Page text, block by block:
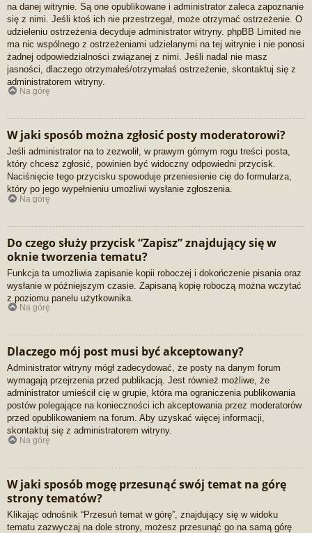
na danej witrynie. Są one opublikowane i administrator zaleca zapoznanie
się z nimi. Jeśli ktoś ich nie przestrzegał, może otrzymać ostrzeżenie. O
udzieleniu ostrzeżenia decyduje administrator witryny. phpBB Limited nie
ma nic wspólnego z ostrzeżeniami udzielanymi na tej witrynie i nie ponosi
żadnej odpowiedzialności związanej z nimi. Jeśli nadal nie masz
jasności, dlaczego otrzymałeś/otrzymałaś ostrzeżenie, skontaktuj się z
administratorem witryny.
Na górę
W jaki sposób można zgłosić posty moderatorowi?
Jeśli administrator na to zezwolił, w prawym górnym rogu treści posta,
który chcesz zgłosić, powinien być widoczny odpowiedni przycisk.
Naciśnięcie tego przycisku spowoduje przeniesienie cię do formularza,
który po jego wypełnieniu umożliwi wysłanie zgłoszenia.
Na górę
Do czego służy przycisk “Zapisz” znajdujący się w
oknie tworzenia tematu?
Funkcja ta umożliwia zapisanie kopii roboczej i dokończenie pisania oraz
wysłanie w późniejszym czasie. Zapisaną kopię roboczą można wczytać
z poziomu panelu użytkownika.
Na górę
Dlaczego mój post musi być akceptowany?
Administrator witryny mógł zadecydować, że posty na danym forum
wymagają przejrzenia przed publikacją. Jest również możliwe, że
administrator umieścił cię w grupie, która ma ograniczenia publikowania
postów polegające na konieczności ich akceptowania przez moderatorów
przed opublikowaniem na forum. Aby uzyskać więcej informacji,
skontaktuj się z administratorem witryny.
Na górę
W jaki sposób mogę przesunąć swój temat na górę
strony tematów?
Klikając odnośnik “Przesuń temat w górę”, znajdujący się w widoku
tematu zazwyczaj na dole strony, możesz przesunąć go na samą górę